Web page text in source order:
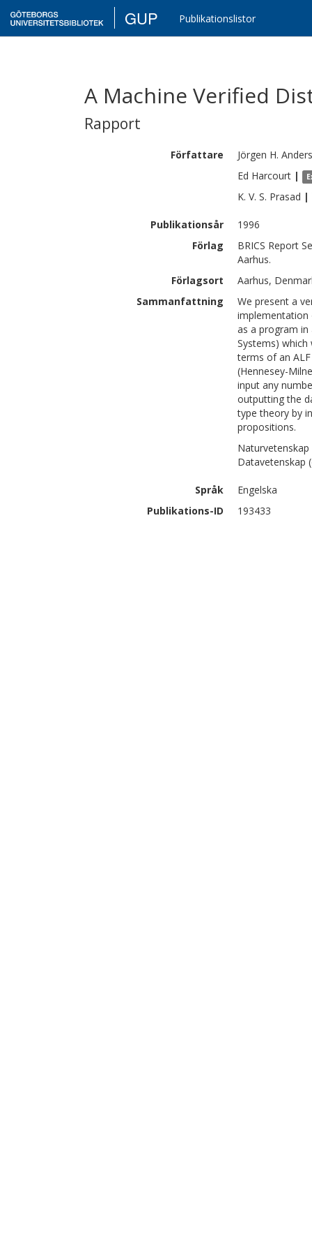
GUP Publikationslistor
A Machine Verified
Rapport
Författare Jörgen H.
Ed Harcourt |
K. V. S. Prasad |
Publikationsår
1996
Förlag
BRICS Report
Aarhus.
Förlagsort
Aarhus,
Sammanfattning
We present a
implementation
as a program in
Systems) which
terms of an
(Hennesey-
input any
outputting the
type theory by
propositions.
Datavetenskap
Språk
Engelska
Publikations-ID
193433